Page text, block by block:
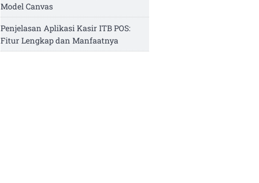
Model Canvas
Penjelasan Aplikasi Kasir ITB POS:
Fitur Lengkap dan Manfaatnya